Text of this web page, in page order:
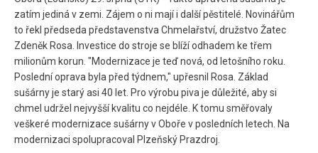
zatím jediná v zemi. Zájem o ni mají i další pěstitelé. Novinářům
to řekl předseda představenstva Chmelařství, družstvo Žatec
Zdeněk Rosa. Investice do stroje se blíží odhadem ke třem
milionům korun. "Modernizace je teď nová, od letošního roku.
Poslední oprava byla před týdnem," upřesnil Rosa. Základ
sušárny je starý asi 40 let. Pro výrobu piva je důležité, aby si
chmel udržel nejvyšší kvalitu co nejdéle. K tomu směřovaly
veškeré modernizace sušárny v Oboře v posledních letech. Na
modernizaci spolupracoval Plzeňský Prazdroj.